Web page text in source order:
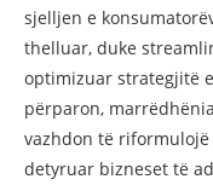
sjelljen e
thelluar, duke
optimizuar strategjitë
përparon,
vazhdon të
detyruar bizneset të